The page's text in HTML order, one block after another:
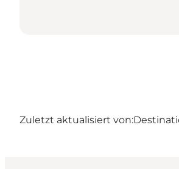
Zuletzt aktualisiert von: